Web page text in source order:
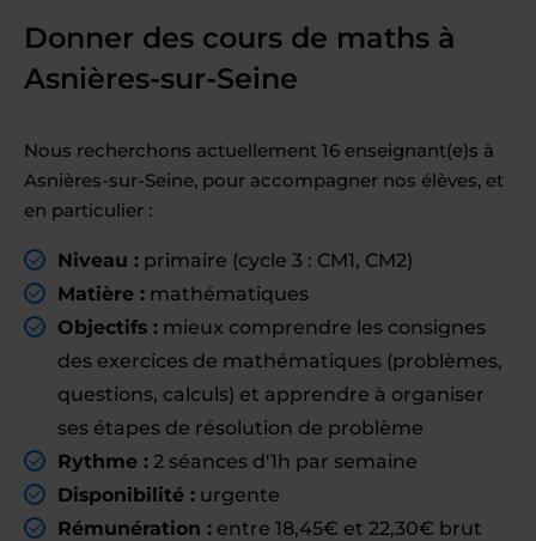
Donner des cours de maths à
Asnières-sur-Seine
Nous recherchons actuellement 16 enseignant(e)s à
Asnières-sur-Seine, pour accompagner nos élèves, et
en particulier :
Niveau : primaire (cycle 3 : CM1, CM2)
Matière : mathématiques
Objectifs : mieux comprendre les consignes
des exercices de mathématiques (problèmes,
questions, calculs) et apprendre à organiser
ses étapes de résolution de problème
Rythme : 2 séances d'1h par semaine
Disponibilité : urgente
Rémunération : entre 18,45€ et 22,30€ brut